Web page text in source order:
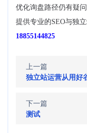
优化询盘路径仍有疑问
提供专业的SEO与独立
18855144825
上一篇
独立站运营从用好
下一篇
测试